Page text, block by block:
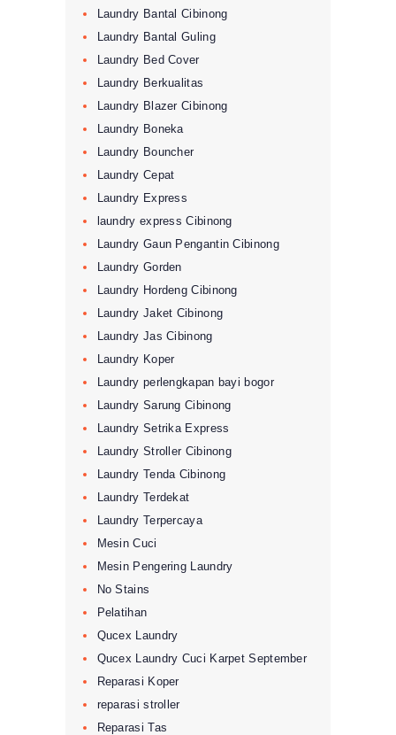
Laundry Bantal Cibinong
Laundry Bantal Guling
Laundry Bed Cover
Laundry Berkualitas
Laundry Blazer Cibinong
Laundry Boneka
Laundry Bouncher
Laundry Cepat
Laundry Express
laundry express Cibinong
Laundry Gaun Pengantin Cibinong
Laundry Gorden
Laundry Hordeng Cibinong
Laundry Jaket Cibinong
Laundry Jas Cibinong
Laundry Koper
Laundry perlengkapan bayi bogor
Laundry Sarung Cibinong
Laundry Setrika Express
Laundry Stroller Cibinong
Laundry Tenda Cibinong
Laundry Terdekat
Laundry Terpercaya
Mesin Cuci
Mesin Pengering Laundry
No Stains
Pelatihan
Qucex Laundry
Qucex Laundry Cuci Karpet September
Reparasi Koper
reparasi stroller
Reparasi Tas